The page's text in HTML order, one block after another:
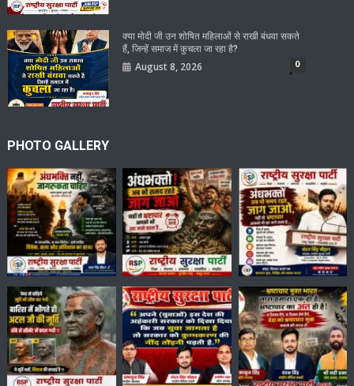
क्या मोदी जी उन शोषित महिलाओं से राखी बंधवा सकते
हैं, जिन्हें समाज में कुचला जा रहा है?
August 8, 2026 0
PHOTO GALLERY